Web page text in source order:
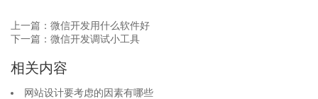
上一篇：微信开发用什么软件好
下一篇：微信开发调试小工具
相关内容
网站设计要考虑的因素有哪些